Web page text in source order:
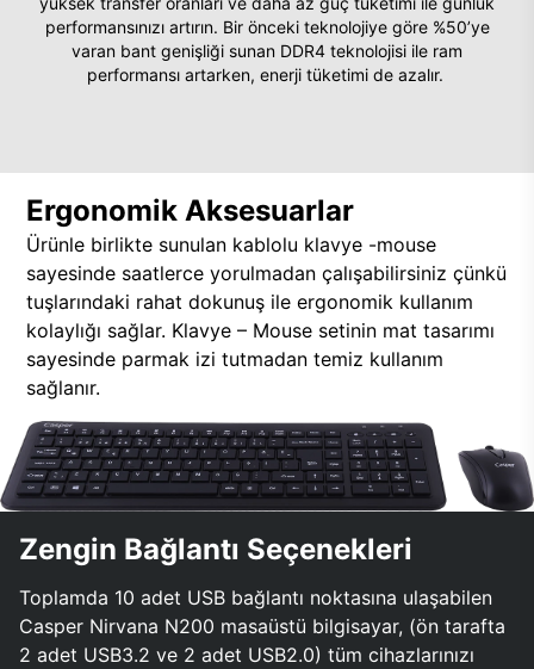
performansınızı artırın. Bir önceki teknolojiye göre %50’ye
varan bant genişliği sunan DDR4 teknolojisi ile ram
performansı artarken, enerji tüketimi de azalır.
Ergonomik Aksesuarlar
Ürünle birlikte sunulan kablolu klavye -mouse
sayesinde saatlerce yorulmadan çalışabilirsiniz çünkü
tuşlarındaki rahat dokunuş ile ergonomik kullanım
kolaylığı sağlar. Klavye – Mouse setinin mat tasarımı
sayesinde parmak izi tutmadan temiz kullanım
sağlanır.
Zengin Bağlantı Seçenekleri
Toplamda 10 adet USB bağlantı noktasına ulaşabilen
Casper Nirvana N200 masaüstü bilgisayar, (ön tarafta
2 adet USB3.2 ve 2 adet USB2.0) tüm cihazlarınızı